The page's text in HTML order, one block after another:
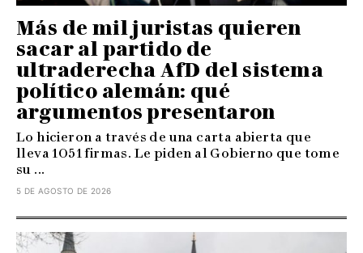
Más de mil juristas quieren
sacar al partido de
ultraderecha AfD del sistema
político alemán: qué
argumentos presentaron
Lo hicieron a través de una carta abierta que
lleva 1051 firmas. Le piden al Gobierno que tome
su ...
5 DE AGOSTO DE 2026